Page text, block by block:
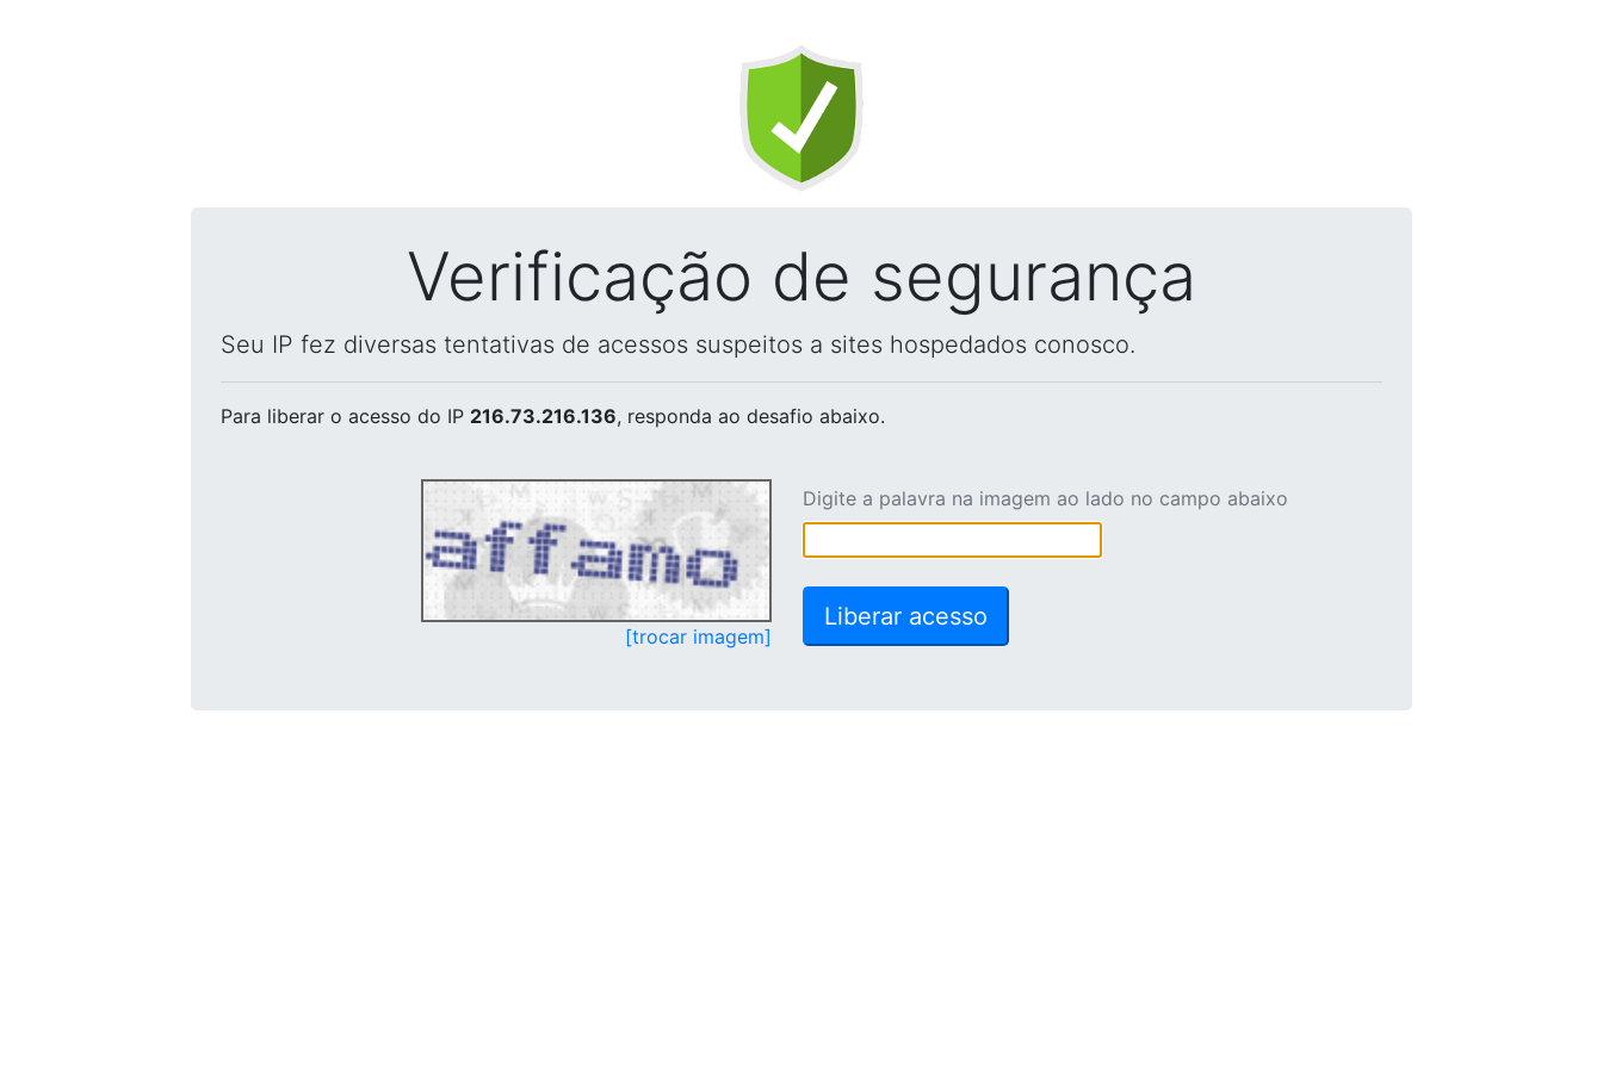
Verificação de segurança
Seu IP fez diversas tentativas de acessos suspeitos a sites hospedados conosco.
Para liberar o acesso do IP 216.73.216.136, responda ao desafio abaixo.
[trocar imagem]
Digite a palavra na imagem ao lado no campo abaixo